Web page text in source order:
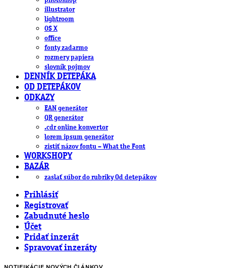
illustrator
lightroom
OS X
office
fonty zadarmo
rozmery papiera
slovník pojmov
DENNÍK DETEPÁKA
OD DETEPÁKOV
ODKAZY
EAN generátor
QR generátor
.cdr online konvertor
lorem ipsum generátor
zistiť názov fontu – What the Font
WORKSHOPY
BAZÁR
zaslať súbor do rubriky Od detepákov
Prihlásiť
Registrovať
Zabudnuté heslo
Účet
Pridať inzerát
Spravovať inzeráty